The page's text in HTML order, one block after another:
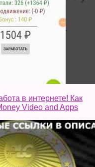
в интернете! Как
Video and Apps